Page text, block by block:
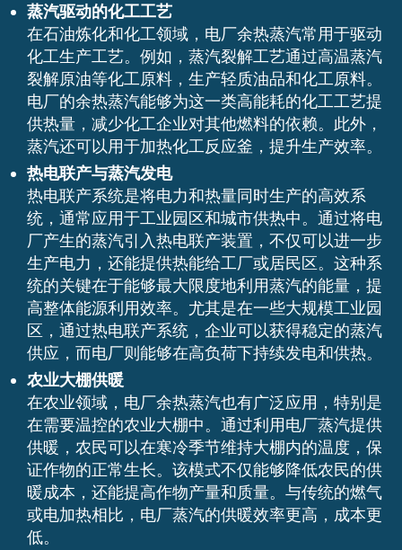
蒸汽驱动的化工工艺
在石油炼化和化工领域，电厂余热蒸汽常用于驱动
化工生产工艺。例如，蒸汽裂解工艺通过高温蒸汽
裂解原油等化工原料，生产轻质油品和化工原料。
电厂的余热蒸汽能够为这一类高能耗的化工工艺提
供热量，减少化工企业对其他燃料的依赖。此外，
蒸汽还可以用于加热化工反应釜，提升生产效率。
热电联产与蒸汽发电
热电联产系统是将电力和热量同时生产的高效系
统，通常应用于工业园区和城市供热中。通过将电
厂产生的蒸汽引入热电联产装置，不仅可以进一步
生产电力，还能提供热能给工厂或居民区。这种系
统的关键在于能够最大限度地利用蒸汽的能量，提
高整体能源利用效率。尤其是在一些大规模工业园
区，通过热电联产系统，企业可以获得稳定的蒸汽
供应，而电厂则能够在高负荷下持续发电和供热。
农业大棚供暖
在农业领域，电厂余热蒸汽也有广泛应用，特别是
在需要温控的农业大棚中。通过利用电厂蒸汽提供
供暖，农民可以在寒冷季节维持大棚内的温度，保
证作物的正常生长。该模式不仅能够降低农民的供
暖成本，还能提高作物产量和质量。与传统的燃气
或电加热相比，电厂蒸汽的供暖效率更高，成本更
低。